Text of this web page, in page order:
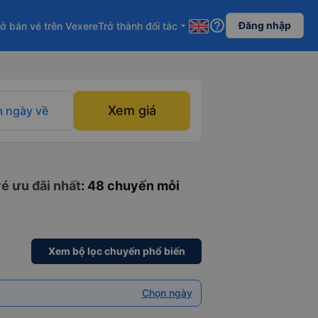
bán vé trên VexereTrở thành đối tác arrow_drop_down help_outline Đăng nhập
ngày về Xem giá
ưu đãi nhất: 48 chuyến mỗi
Xem bộ lọc chuyến phổ biến
Chọn ngày